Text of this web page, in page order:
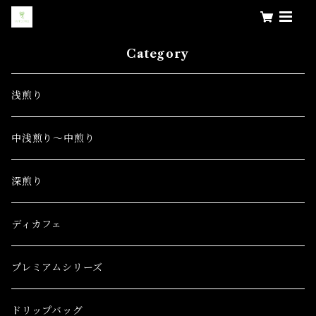
Category
浅煎り
中浅煎り～中煎り
深煎り
ディカフェ
プレミアムシリーズ
ドリップバッグ